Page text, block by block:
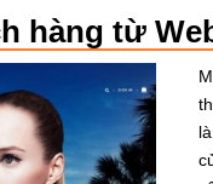
hàng từ